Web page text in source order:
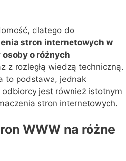
dlatego do
stron internetowych w
o różnych
z rozległą wiedzą techniczną.
to podstawa, jednak
jest również istotnym
stron internetowych.
WWW na różne